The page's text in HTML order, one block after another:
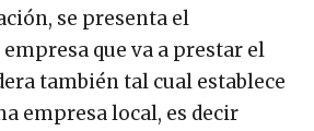
se presenta el
que va a prestar el
también tal cual establece
empresa local, es decir